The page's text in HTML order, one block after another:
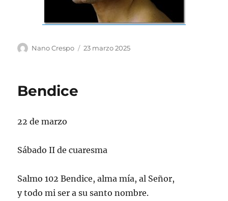
Autor
Nano Crespo
Publicado
23 marzo 2025
Bendice
22 de marzo
Sábado II de cuaresma
Salmo 102 Bendice, alma mía, al Señor,
y todo mi ser a su santo nombre.